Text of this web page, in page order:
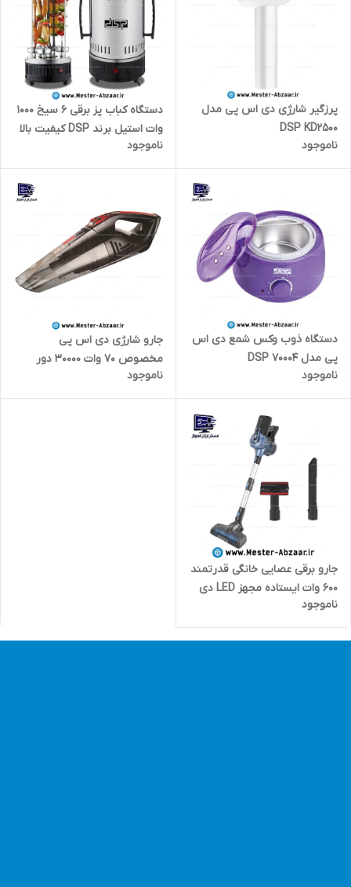
پرزگیر شارژی دی اس پی مدل
DSP KD2500
ناموجود
دستگاه کباب پز برقی 6 سیخ 1000
وات استیل برند DSP کیفیت بالا
مدل DSP KB4008
ناموجود
دستگاه ذوب وکس شمع دی اس
پی مدل DSP 70004
ناموجود
جارو شارژی دی اس پی
مخصوص 70 وات 30000 دور
ماشین مسافرت DSP KD-2032
ناموجود
جارو برقی عصایی خانگی قدرتمند
600 وات ایستاده مجهز LED دی
اس پی DSP مدل KD2040
ناموجود